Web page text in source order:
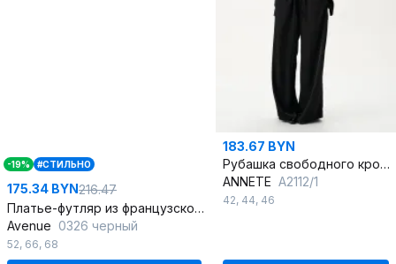
-19% #СТИЛЬНО
175.34 BYN216.47
Платье-футляр из французского трикотажа с украшением
Avenue 0326 черный
52, 66, 68
183.67 BYN
Рубашка свободного кроя с отложным воротником и разрезами
ANNETE A2112/1
42, 44, 46